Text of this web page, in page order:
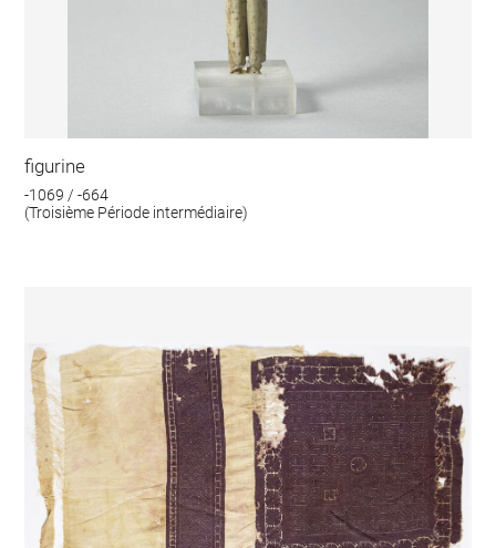
figurine
-1069 / -664
(Troisième Période intermédiaire)